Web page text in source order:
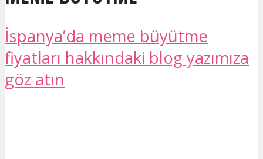
İspanya’da meme büyütme
fiyatları hakkındaki blog yazımıza
göz atın